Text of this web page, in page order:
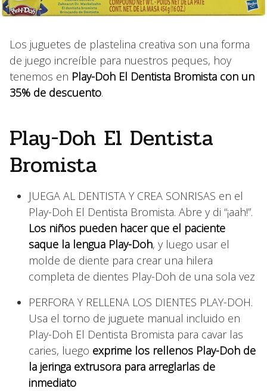
Los juguetes de plastelina creativa son una forma
de juego increíble para nuestros peques, hoy
tenemos en Play-Doh El Dentista Bromista con un
35% de descuento.
Play-Doh El Dentista
Bromista
JUEGA AL DENTISTA Y CREA SONRISAS en el
Play-Doh El Dentista Bromista. Abre y di “¡aah!”.
Los niños pueden hacer que el paciente
saque la lengua Play-Doh, y luego usar el
molde de diente para crear una hilera
completa de dientes Play-Doh de una sola vez
PERFORA Y RELLENA LOS DIENTES PLAY-DOH.
Usa el torno de juguete manual incluido en
Play-Doh El Dentista Bromista para cavar las
caries, luego exprime los rellenos Play-Doh de
la jeringa extrusora para arreglarlas de
inmediato